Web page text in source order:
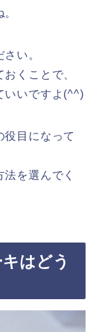
い。
くことで、
いいですよ(^^)
役目になって
を選んでく
はどう